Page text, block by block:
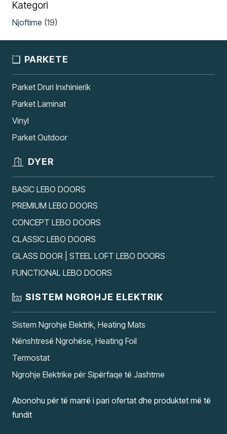
Kategori
Njoftime (19)
PARKETE
Parket Druri Inxhinierik
Parket Laminat
Vinyl
Parket Outdoor
DYER
BASIC LEBO DOORS
PREMIUM LEBO DOORS
CONCEPT LEBO DOORS
CLASSIC LEBO DOORS
GLASS DOOR | STEEL LOFT LEBO DOORS
FUNCTIONAL LEBO DOORS
SISTEM NGROHJE ELEKTRIK
Sistem Ngrohje Elektrik, Heating Mats
Nënshtresë Ngrohëse, Heating Foil
Termostat
Ngrohje Elektrike për Sipërfaqe të Jashtme
Abonohu për të marrë i pari ofertat dhe produktet më të
fundit